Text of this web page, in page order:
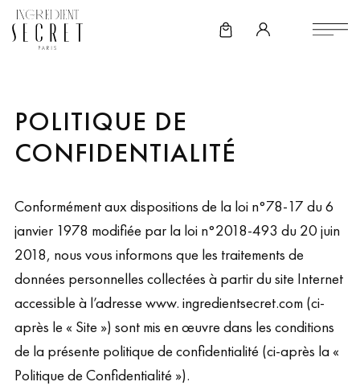
POLITIQUE DE
CONFIDENTIALITÉ
Conformément aux dispositions de la loi n°78-17 du 6
janvier 1978 modifiée par la loi n°2018-493 du 20 juin
2018, nous vous informons que les traitements de
données personnelles collectées à partir du site Internet
accessible à l’adresse www. ingredientsecret.com (ci-
après le « Site ») sont mis en œuvre dans les conditions
de la présente politique de confidentialité (ci-après la «
Politique de Confidentialité »).